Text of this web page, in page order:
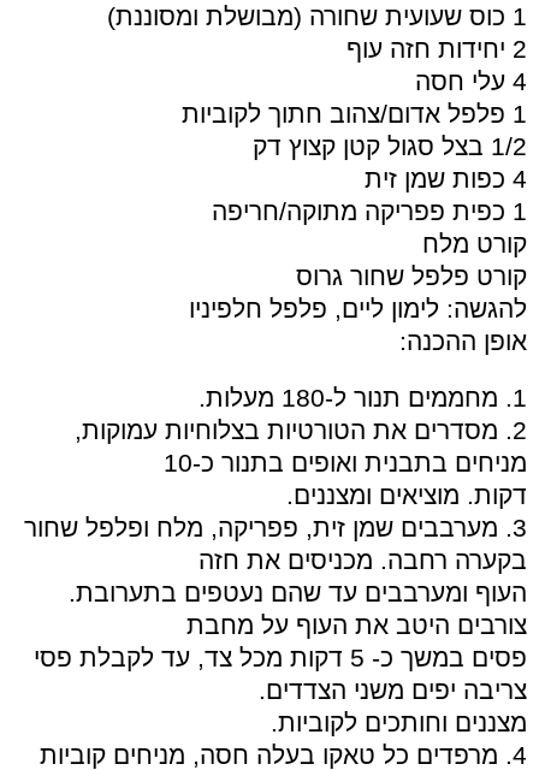
1 כוס שעועית שחורה (מבושלת ומסוננת)
2 יחידות חזה עוף
4 עלי חסה
1 פלפל אדום/צהוב חתוך לקוביות
1/2 בצל סגול קטן קצוץ דק
4 כפות שמן זית
1 כפית פפריקה מתוקה/חריפה
קורט מלח
קורט פלפל שחור גרוס
להגשה: לימון ליים, פלפל חלפיניו
אופן ההכנה:
1. מחממים תנור ל-180 מעלות.
2. מסדרים את הטורטיות בצלוחיות עמוקות,
מניחים בתבנית ואופים בתנור כ-10
דקות. מוציאים ומצננים.
3. מערבבים שמן זית, פפריקה, מלח ופלפל שחור
בקערה רחבה. מכניסים את חזה
העוף ומערבבים עד שהם נעטפים בתערובת.
צורבים היטב את העוף על מחבת
פסים במשך כ- 5 דקות מכל צד, עד לקבלת פסי
צריבה יפים משני הצדדים.
מצננים וחותכים לקוביות.
4. מרפדים כל טאקו בעלה חסה, מניחים קוביות